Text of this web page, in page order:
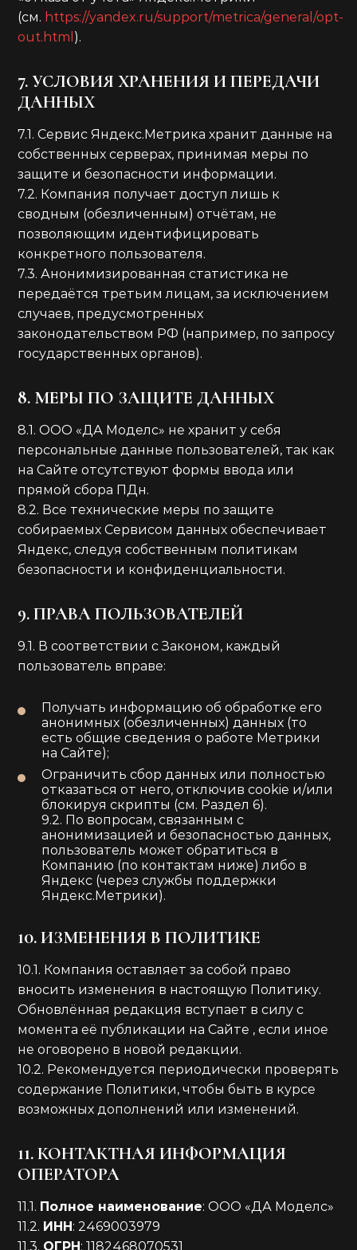
(см. https://yandex.ru/support/metrica/general/opt-
out.html ).
7. УСЛОВИЯ ХРАНЕНИЯ И ПЕРЕДАЧИ
ДАННЫХ
7.1. Сервис Яндекс.Метрика хранит данные на
собственных серверах, принимая меры по
защите и безопасности информации.
7.2. Компания получает доступ лишь к
сводным (обезличенным) отчётам, не
позволяющим идентифицировать
конкретного пользователя.
7.3. Анонимизированная статистика не
передаётся третьим лицам, за исключением
случаев, предусмотренных
законодательством РФ (например, по запросу
государственных органов).
8. МЕРЫ ПО ЗАЩИТЕ ДАННЫХ
8.1. ООО «ДА Моделс» не хранит у себя
персональные данные пользователей, так как
на Сайте отсутствуют формы ввода или
прямой сбора ПДн.
8.2. Все технические меры по защите
собираемых Сервисом данных обеспечивает
Яндекс, следуя собственным политикам
безопасности и конфиденциальности.
9. ПРАВА ПОЛЬЗОВАТЕЛЕЙ
9.1. В соответствии с Законом, каждый
пользователь вправе:
Получать информацию об обработке его
анонимных (обезличенных) данных (то
есть общие сведения о работе Метрики
на Сайте);
Ограничить сбор данных или полностью
отказаться от него, отключив cookie и/или
блокируя скрипты (см. Раздел 6).
9.2. По вопросам, связанным с
анонимизацией и безопасностью данных,
пользователь может обратиться в
Компанию (по контактам ниже) либо в
Яндекс (через службы поддержки
Яндекс.Метрики).
10. ИЗМЕНЕНИЯ В ПОЛИТИКЕ
10.1. Компания оставляет за собой право
вносить изменения в настоящую Политику.
Обновлённая редакция вступает в силу с
момента её публикации на Сайте , если иное
не оговорено в новой редакции.
10.2. Рекомендуется периодически проверять
содержание Политики, чтобы быть в курсе
возможных дополнений или изменений.
11. КОНТАКТНАЯ ИНФОРМАЦИЯ
ОПЕРАТОРА
11.1. Полное наименование: ООО «ДА Моделс»
11.2. ИНН: 2469003979
11.3. ОГРН: 1182468070531